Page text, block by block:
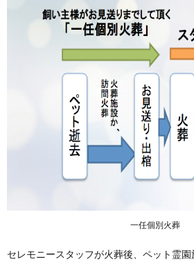
一任個別火葬
セレモニースタッフが火葬後、ペット霊